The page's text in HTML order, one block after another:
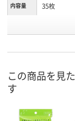
内容量 35枚
販売停止中
この商品を見
す